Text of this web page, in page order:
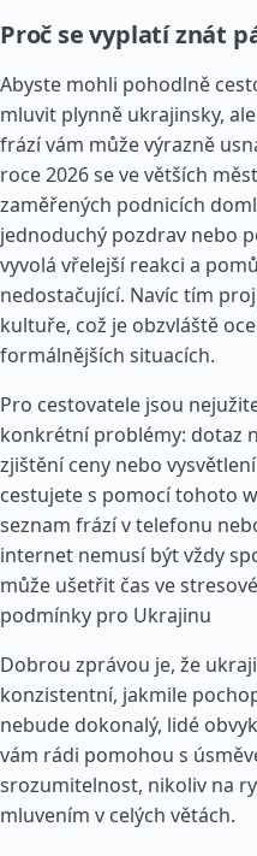
Proč se vyplatí znát
Abyste mohli pohodlně
mluvit plynně ukrajinsky,
frází vám může výrazně
roce 2026 se ve větších
zaměřených podnicích
jednoduchý pozdrav nebo
vyvolá vřelejší reakci a
nedostačující. Navíc tím
kultuře, což je obzvláště
formálnějších situacích.
Pro cestovatele jsou
konkrétní problémy: dotaz
zjištění ceny nebo
cestujete s pomocí tohoto
seznam frází v telefonu
internet nemusí být vždy
může ušetřit čas ve
podmínky pro Ukrajinu
Dobrou zprávou je, že
konzistentní, jakmile
nebude dokonalý, lidé
vám rádi pomohou s
srozumitelnost, nikoliv na
mluvením v celých větách.